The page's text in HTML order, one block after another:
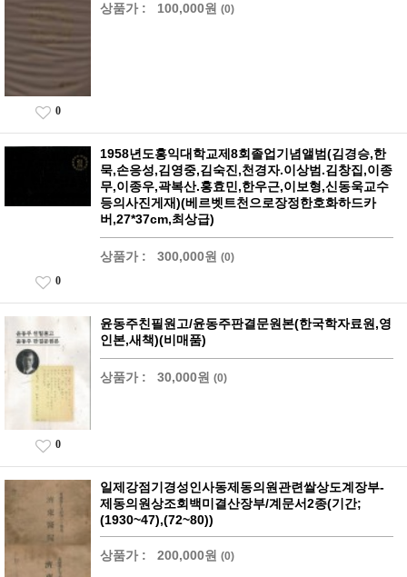
상품가 : 100,000원 (0)
0
1958년도홍익대학교제8회졸업기념앨범(김경승,한
묵,손응성,김영중,김숙진,천경자.이상범.김창집,이종
무,이종우,곽복산.홍효민,한우근,이보형,신동욱교수
등의사진게재)(베르벳트천으로장정한호화하드카
버,27*37cm,최상급)
상품가 : 300,000원 (0)
0
윤동주친필원고/윤동주판결문원본(한국학자료원,영
인본,새책)(비매품)
상품가 : 30,000원 (0)
0
일제강점기경성인사동제동의원관련쌀상도계장부-
제동의원상조회백미결산장부/계문서2종(기간;
(1930~47),(72~80))
상품가 : 200,000원 (0)